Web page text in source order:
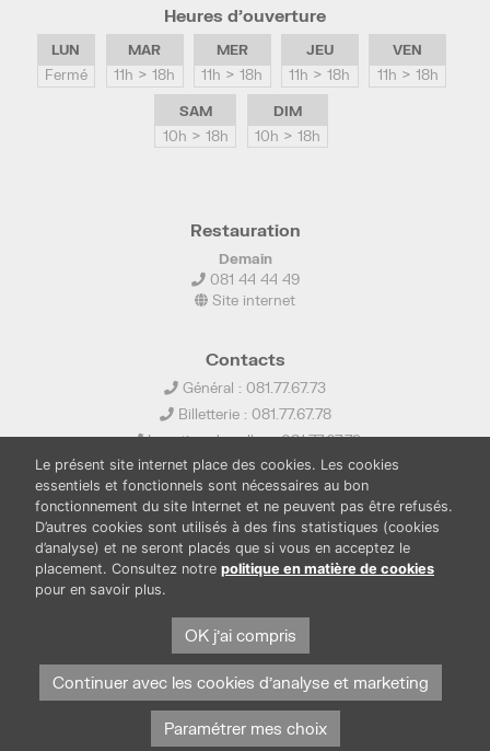
Heures d’ouverture
LUN
Fermé
MAR
11h > 18h
MER
11h > 18h
JEU
11h > 18h
VEN
11h > 18h
SAM
10h > 18h
DIM
10h > 18h
Restauration
Demain
081 44 44 49
Site internet
Contacts
Général : 081.77.67.73
Billetterie : 081.77.67.78
Location de salles : 081.77.67.79
info@ledelta.be
BOUTIQUE
Protection des données et cookies Mentions légales
Le présent site internet place des cookies. Les cookies
essentiels et fonctionnels sont nécessaires au bon
fonctionnement du site Internet et ne peuvent pas être refusés.
D’autres cookies sont utilisés à des fins statistiques (cookies
d’analyse) et ne seront placés que si vous en acceptez le
placement. Consultez notre politique en matière de cookies
pour en savoir plus.
OK j'ai compris
Continuer avec les cookies d'analyse et marketing
Paramétrer mes choix